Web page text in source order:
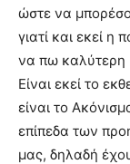
ώστε να
γιατί και εκεί
να πω καλύτερη
Είναι εκεί το
είναι το
επίπεδα των
μας, δηλαδή